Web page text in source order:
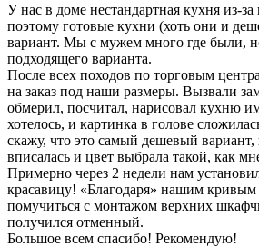
У нас в доме нестандартная кухня из-
поэтому готовые кухни (хоть они и
вариант. Мы с мужем много где были,
подходящего варианта.
После всех походов по торговым
на заказ под наши размеры. Вызвали
обмерил, посчитал, нарисовал кухню
хотелось, и картинка в голове
скажу, что это самый дешевый вариант,
вписалась и цвет выбрала такой, как
Примерно через 2 недели нам
красавицу! «Благодаря» нашим
помучиться с монтажом верхних
получился отменный.
Большое всем спасибо! Рекомендую!